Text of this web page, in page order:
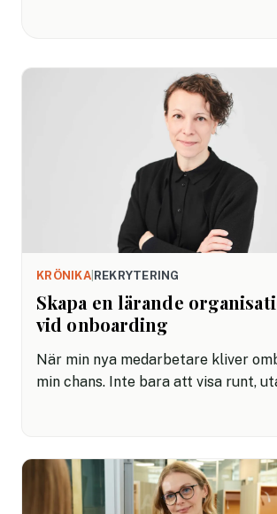
AI och fintech.
KRÖNIKA| REKRYTERING
Skapa en lärande
vid onboarding
När min nya medarbetare kliver
min chans. Inte bara att visa runt,
kultur.